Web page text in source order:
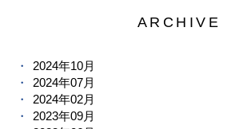
ARCHIVE
2024年10月
2024年07月
2024年02月
2023年09月